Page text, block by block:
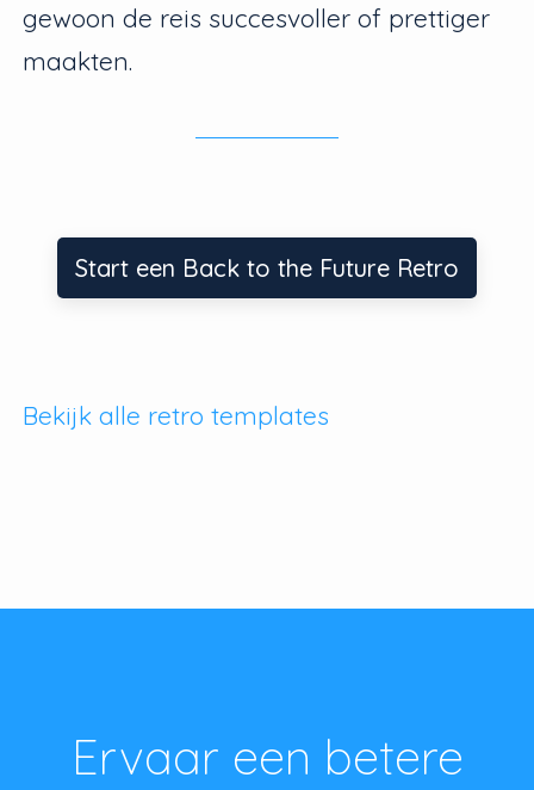
gewoon de reis succesvoller of prettiger
maakten.
Start een Back to the Future Retro
Bekijk alle retro templates
Ervaar een betere